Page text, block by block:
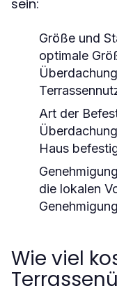
sein:
Größe und
optimale
Art der
Haus
die lokalen
Wie viel